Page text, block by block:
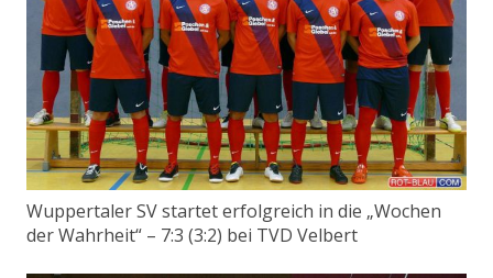
Wuppertaler SV startet erfolgreich in die „Wochen
der Wahrheit“ – 7:3 (3:2) bei TVD Velbert